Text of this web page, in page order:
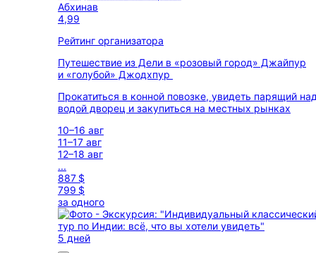
Абхинав
4,99
Рейтинг организатора
Путешествие из Дели в «розовый город» Джайпур
и «голубой» Джодхпур
Прокатиться в конной повозке, увидеть парящий
водой дворец и закупиться на местных рынках
10–16 авг
11–17 авг
12–18 авг
...
887 $
799 $
за одного
5 дней